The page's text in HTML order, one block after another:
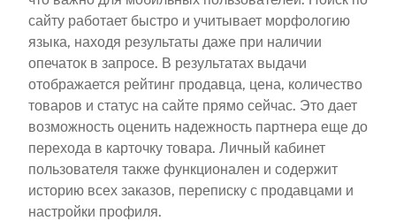
сайту работает быстро и учитывает морфологию
языка, находя результаты даже при наличии
опечаток в запросе. В результатах выдачи
отображается рейтинг продавца, цена, количество
товаров и статус на сайте прямо сейчас. Это дает
возможность оценить надежность партнера еще до
перехода в карточку товара. Личный кабинет
пользователя также функционален и содержит
историю всех заказов, переписку с продавцами и
настройки профиля.